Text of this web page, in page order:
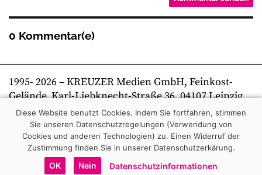
0 Kommentar(e)
1995- 2026– KREUZER Medien GmbH, Feinkost-
Gelände, Karl-Liebknecht-Straße 36, 04107 Leipzig,
Telefon +49 341 269 80 0 | kreuzer online
Diese Website benutzt Cookies. Indem Sie fortfahren, stimmen
Sie unseren Datenschutzregelungen (Verwendung von
Cookies und anderen Technologien) zu. Einen Widerruf der
Zustimmung finden Sie in unserer Datenschutzerkärung.
OK Nein Datenschutzinformationen